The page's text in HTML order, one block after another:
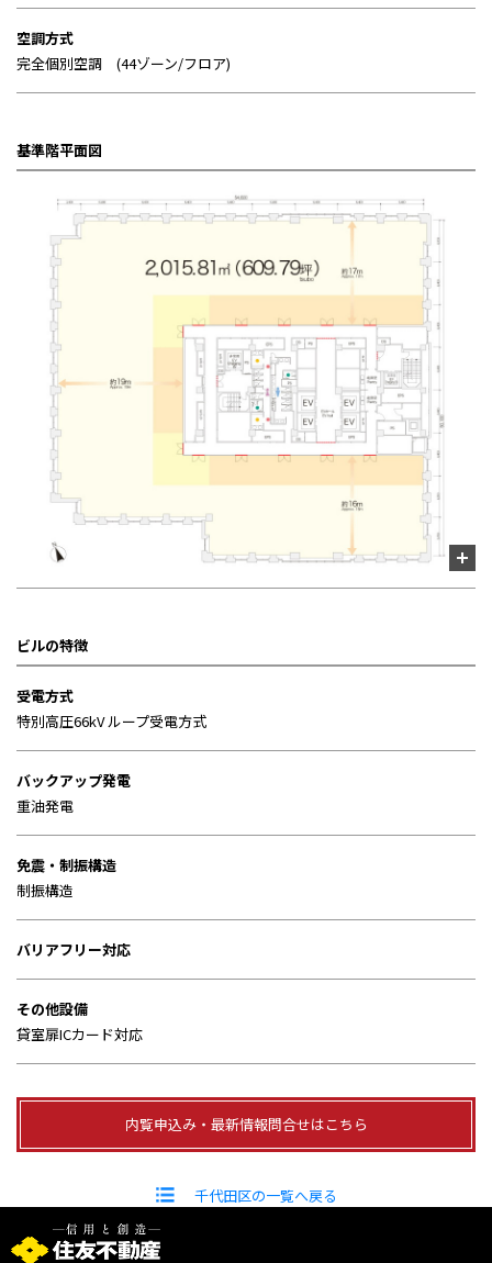
空調方式
完全個別空調 (44ゾーン/フロア)
基準階平面図
ビルの特徴
受電方式
特別高圧66kV ループ受電方式
バックアップ発電
重油発電
免震・制振構造
制振構造
バリアフリー対応
その他設備
貸室扉ICカード対応
内覧申込み・最新情報問合せはこちら
千代田区の一覧へ戻る